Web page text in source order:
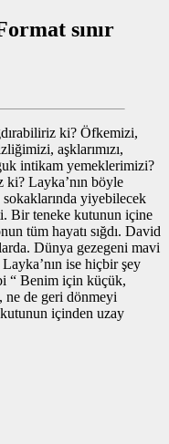
ki? Öfkemizi,
aşklarımızı,
intikam yemeklerimizi?
ki? Layka’nın böyle
yiyebilecek
Bir teneke kutunun içine
tüm hayatı sığdı. David
Dünya gezegeni mavi
ise hiçbir şey
“ Benim için küçük,
ne de geri dönmeyi
içinden uzay